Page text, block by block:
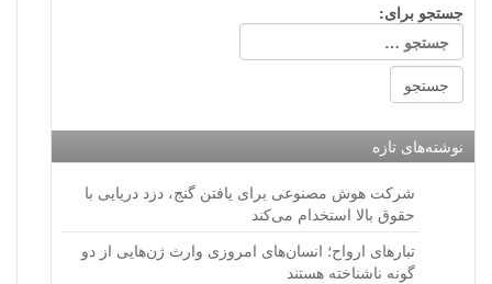
جستجو برای:
نوشته‌های تازه
شرکت هوش مصنوعی برای یافتن گنج، دزد دریایی با
حقوق بالا استخدام می‌کند
تبارهای ارواح؛ انسان‌های امروزی وارث ژن‌هایی از دو
گونه ناشناخته هستند